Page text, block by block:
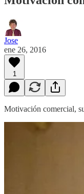
Jose
ene 26, 2016
1
Motivación comercial,